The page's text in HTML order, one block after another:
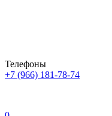
Телефоны
+7 (966) 181-78-74